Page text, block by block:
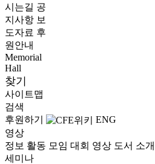
시는길 공
지사항 보
도자료 후
원안내
Memorial
Hall
찾기
사이트맵
검색
후원하기
ENG
영상
정보 활동 모임 대회 영상 도서 소개
세미나